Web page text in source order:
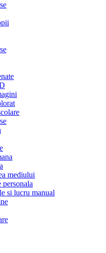
mediului
personala
si lucru manual